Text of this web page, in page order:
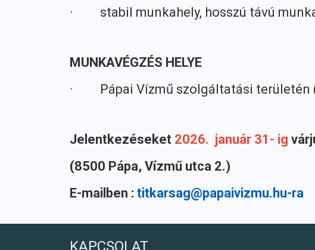
· stabil munkahely, hosszú távú
MUNKAVÉGZÉS HELYE
· Pápai Vízmű szolgáltatási területén
Jelentkezéseket 2026. január 31- ig
(8500 Pápa, Vízmű utca 2.)
E-mailben : titkarsag@papaivizmu.hu-ra
KAPCSOLAT